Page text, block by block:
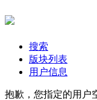
搜索
版块列表
用户信息
抱歉，您指定的用户